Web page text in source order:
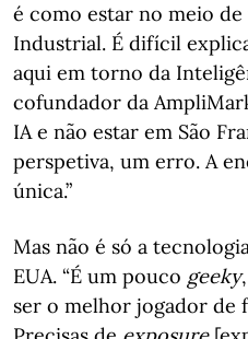
é como estar no meio de
Industrial. É difícil
aqui em torno da
cofundador da
IA e não estar em São
perspetiva, um erro. A
única.”
Mas não é só a
EUA. “É um pouco geeky
ser o melhor jogador de